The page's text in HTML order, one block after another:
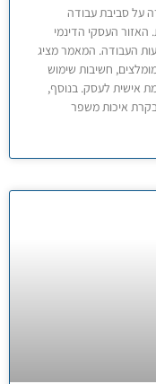
על סביבת עבודה
האזור העסקי הדינמי
העבודה. המאמר מציג
מומלצים, חשיבות שימוש
אישית לעסק. בנוסף,
איכות משפר